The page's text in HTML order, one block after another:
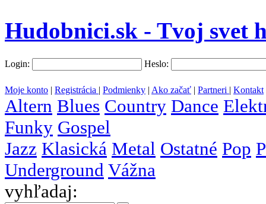
Hudobnici.sk - Tvoj svet
Login: Heslo:
Moje konto | Registrácia | Podmienky | Ako začať | Partneri | Kontakt
Altern Blues Country Dance
Funky Gospel
Jazz Klasická Metal Ostatné Pop
Underground Vážna
vyhľadaj: